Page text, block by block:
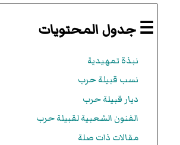
☰ جدول المحتويات
نبذة تمهيدية
نسب قبيلة حرب
ديار قبيلة حرب
الفنون الشعبية لقبيلة حرب
مقالات ذات صلة